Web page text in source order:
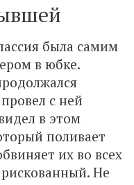
была самим
в юбке.
с ней
в этом
поливает
их во всех
Не